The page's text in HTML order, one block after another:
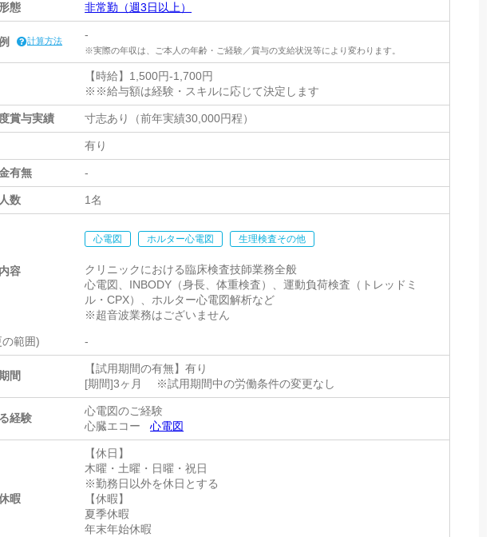
態 非常勤（週3日以上）
計算方法 -
※実際の年収は、ご本人の年齢・ご経験／賞与の支給状況等により変わります。
【時給】1,500円-1,700円
※※給与額は経験・スキルに応じて決定します
賞与実績 寸志あり（前年実績30,000円程）
有り
有無 -
数 1名
容
心電図 ホルター心電図 生理検査その他
クリニックにおける臨床検査技師業務全般
心電図、INBODY（身長、体重検査）、運動負荷検査（トレッドミ
ル・CPX）、ホルター心電図解析など
※超音波業務はございません
の範囲) -
間
【試用期間の有無】有り
[期間]3ヶ月 ※試用期間中の労働条件の変更なし
経験
心電図のご経験
心臓エコー心電図
暇
【休日】
木曜・土曜・日曜・祝日
※勤務日以外を休日とする
【休暇】
夏季休暇
年末年始休暇